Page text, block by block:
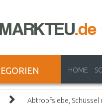
HOME
Abtropfsiebe, Schüssel